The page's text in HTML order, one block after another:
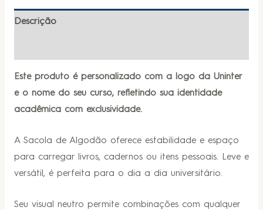
Descrição
Este produto é personalizado com a logo da Uninter
e o nome do seu curso, refletindo sua identidade
acadêmica com exclusividade.
A Sacola de Algodão oferece estabilidade e espaço
para carregar livros, cadernos ou itens pessoais. Leve e
versátil, é perfeita para o dia a dia universitário.
Seu visual neutro permite combinações com qualquer